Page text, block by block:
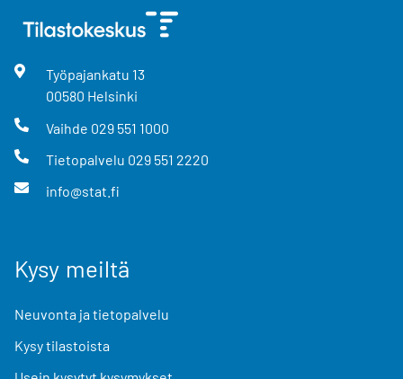
Työpajankatu 13
00580 Helsinki
Vaihde 029 551 1000
Tietopalvelu 029 551 2220
info@stat.fi
Kysy meiltä
Neuvonta ja tietopalvelu
Kysy tilastoista